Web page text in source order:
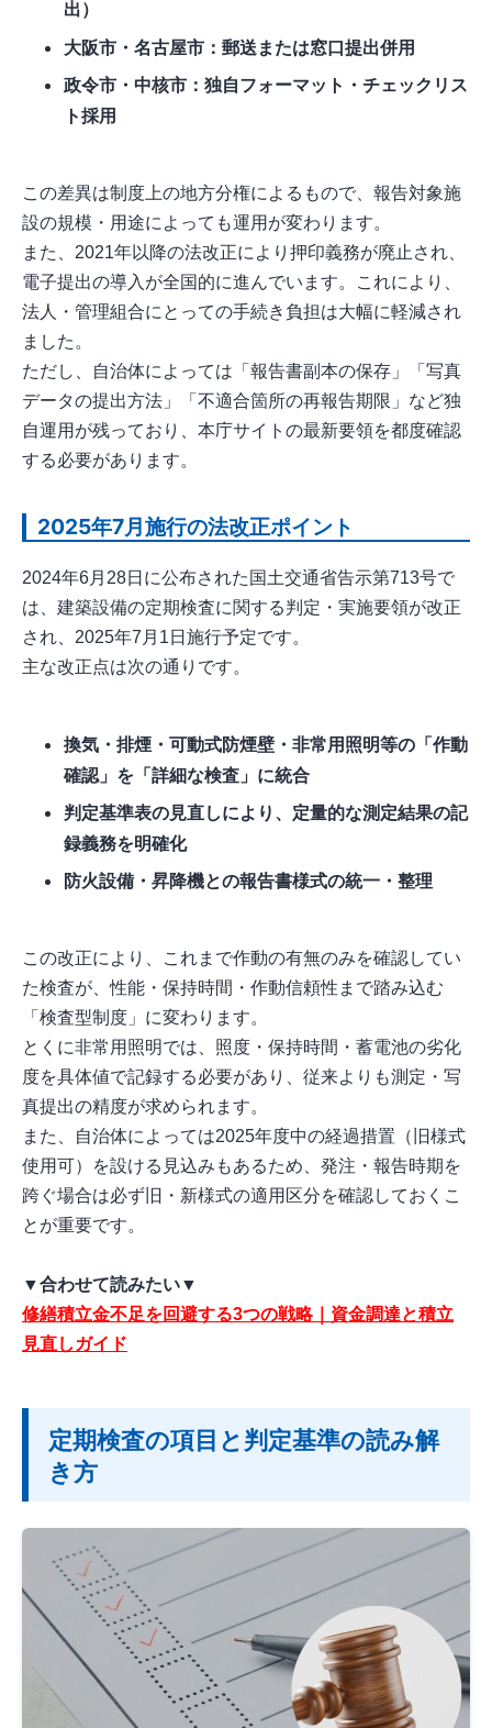
出）
大阪市・名古屋市：郵送または窓口提出併用
政令市・中核市：独自フォーマット・チェックリス
ト採用
この差異は制度上の地方分権によるもので、報告対象施
設の規模・用途によっても運用が変わります。
また、2021年以降の法改正により押印義務が廃止され、
電子提出の導入が全国的に進んでいます。これにより、
法人・管理組合にとっての手続き負担は大幅に軽減され
ました。
ただし、自治体によっては「報告書副本の保存」「写真
データの提出方法」「不適合箇所の再報告期限」など独
自運用が残っており、本庁サイトの最新要領を都度確認
する必要があります。
2025年7月施行の法改正ポイント
2024年6月28日に公布された国土交通省告示第713号で
は、建築設備の定期検査に関する判定・実施要領が改正
され、2025年7月1日施行予定です。
主な改正点は次の通りです。
換気・排煙・可動式防煙壁・非常用照明等の「作動
確認」を「詳細な検査」に統合
判定基準表の見直しにより、定量的な測定結果の記
録義務を明確化
防火設備・昇降機との報告書様式の統一・整理
この改正により、これまで作動の有無のみを確認してい
た検査が、性能・保持時間・作動信頼性まで踏み込む
「検査型制度」に変わります。
とくに非常用照明では、照度・保持時間・蓄電池の劣化
度を具体値で記録する必要があり、従来よりも測定・写
真提出の精度が求められます。
また、自治体によっては2025年度中の経過措置（旧様式
使用可）を設ける見込みもあるため、発注・報告時期を
跨ぐ場合は必ず旧・新様式の適用区分を確認しておくこ
とが重要です。
▼合わせて読みたい▼
修繕積立金不足を回避する3つの戦略｜資金調達と積立
見直しガイド
定期検査の項目と判定基準の読み解
き方